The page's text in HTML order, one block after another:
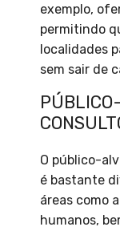
exemplo,
permitindo
localidades
sem sair de
O público-
é bastante
áreas como
humanos,